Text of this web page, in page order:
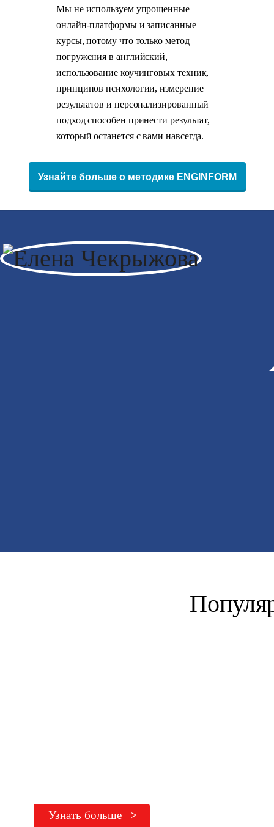
Мы не используем упрощенные
онлайн-платформы и записанные
курсы, потому что только метод
погружения в английский,
использование коучинговых техник,
принципов психологии, измерение
результатов и персонализированный
подход способен принести результат,
который останется с вами навсегда.
Узнайте больше о методике ENGINFORM
Узнать больше